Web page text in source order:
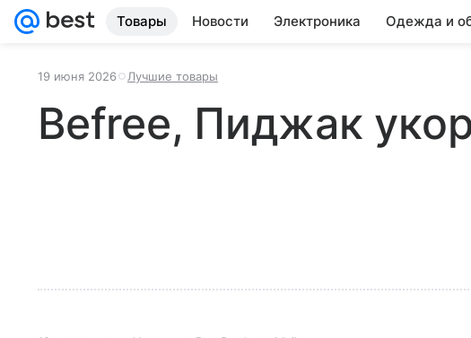
Товары Новости Электроника Одежда и
19 июня 2026 Лучшие товары
Befree, Пиджак